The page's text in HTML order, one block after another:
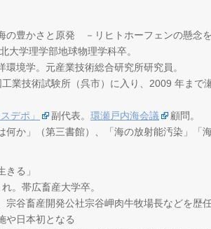
の豊かさと原発 －リヒトホーフェンの懸念を
大学理学部地球物理学科卒。
境学。元産業技術総合研究所研究員。
業技術試験所（呉市）に入り、2009 年まで
デポ」 副代表。 環瀬戸内海会議
顧問。
何か」（第三書館）、「海の放射能汚染」「
きる」
。帯広畜産大学卒。
宗谷畜産開発公社宗谷岬肉牛牧場長などを歴任
や日本初となる